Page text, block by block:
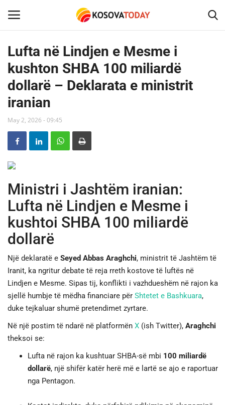
Home
KOSOVA
SHQIPERIA
MAQEDONIA
SHOWBIZ
BOTA
TECH
JETA
SPORTI
SHENDETI
Lufta në Lindjen e Mesme i
kushton SHBA 100 miliardë
dollarë – Deklarata e ministrit
iranian
May 2, 2026 - 09:45
Ministri i Jashtëm iranian:
Lufta në Lindjen e Mesme i
kushtoi SHBA 100 miliardë
dollarë
Një deklaratë e Seyed Abbas Araghchi, ministrit të Jashtëm të
Iranit, ka ngritur debate të reja rreth kostove të luftës në
Lindjen e Mesme. Sipas tij, konflikti i vazhdueshëm në rajon ka
sjellë humbje të mëdha financiare për Shtetet e Bashkuara,
duke tejkaluar shumë pretendimet zyrtare.
Në një postim të ndarë në platformën X (ish Twitter), Araghchi
theksoi se:
Lufta në rajon ka kushtuar SHBA-së mbi 100 miliardë
dollarë, një shifër katër herë më e lartë se ajo e raportuar
nga Pentagon.